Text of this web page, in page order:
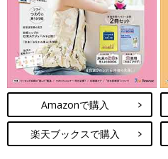
Amazonで購入
楽天ブックスで購入